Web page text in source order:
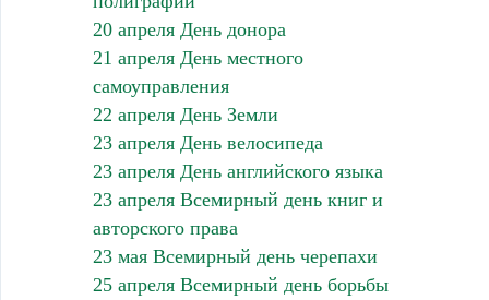
20 апреля День донора
21 апреля День местного
самоуправления
22 апреля День Земли
23 апреля День велосипеда
23 апреля День английского языка
23 апреля Всемирный день книг и
авторского права
23 мая Всемирный день черепахи
25 апреля Всемирный день борьбы